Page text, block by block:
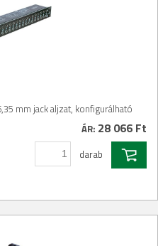
mm jack aljzat, konfigurálható
ÁR: 28 066 Ft
darab